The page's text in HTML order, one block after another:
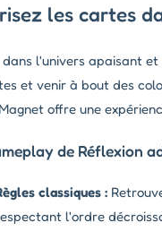
les cartes
dans l'univers apaisant
et venir à bout des
offre une
de Réflexion
classiques :
l'ordre